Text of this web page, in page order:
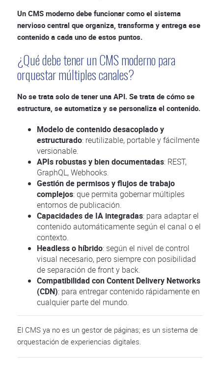
Un CMS moderno debe funcionar como el sistema
nervioso central que organiza, transforma y entrega ese
contenido a cada uno de estos puntos.
¿Qué debe tener un CMS moderno para
orquestar múltiples canales?
No se trata solo de tener una API. Se trata de cómo se
estructura, se automatiza y se personaliza el contenido.
Modelo de contenido desacoplado y
estructurado: reutilizable, portable y fácilmente
versionable.
APIs robustas y bien documentadas: REST,
GraphQL, Webhooks.
Gestión de permisos y flujos de trabajo
complejos: que permita gobernar múltiples
entornos de publicación.
Capacidades de IA integradas: para adaptar el
contenido automáticamente según el canal o el
contexto.
Headless o híbrido: según el nivel de control
visual necesario, pero siempre con posibilidad
de separación de front y back.
Compatibilidad con Content Delivery Networks
(CDN): para entregar contenido rápidamente en
cualquier parte del mundo.
El CMS ya no es un gestor de páginas; es un sistema de
orquestación de experiencias digitales.